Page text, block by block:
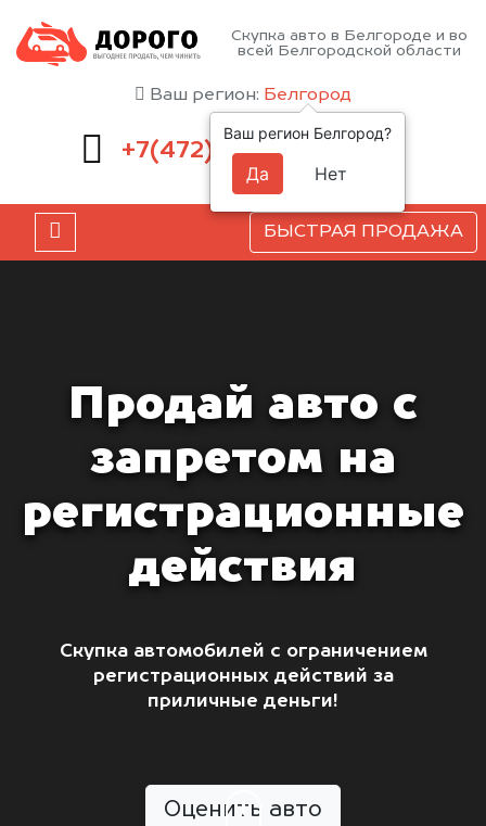
Скупка авто в Белгороде и во
всей Белгородской области
Ваш регион: Белгород
+7(472) 220-54-52
БЫСТРАЯ ПРОДАЖА
Продай авто с
запретом на
регистрационные
действия
Скупка автомобилей с ограничением
регистрационных действий за
приличные деньги!
Оценить авто
Ваш регион Белгород?
Да Нет